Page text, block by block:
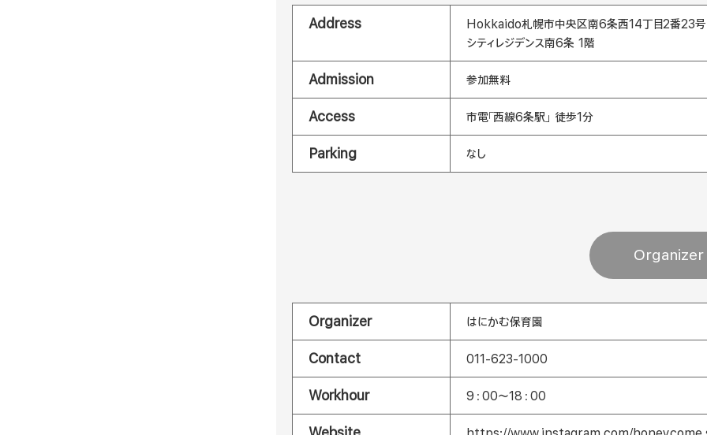
Address
Hokkaido札幌市中央区南6条西14丁目2番23号
シティレジデンス南6条 1階
Admission 参加無料
Access 市電「西線6条駅」 徒歩1分
Parking なし
Organizer
Organizer はにかむ保育園
Contact 011-623-1000
Workhour 9：00〜18：00